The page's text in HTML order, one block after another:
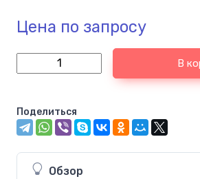
Цена по запросу
В
Поделиться
Обзор